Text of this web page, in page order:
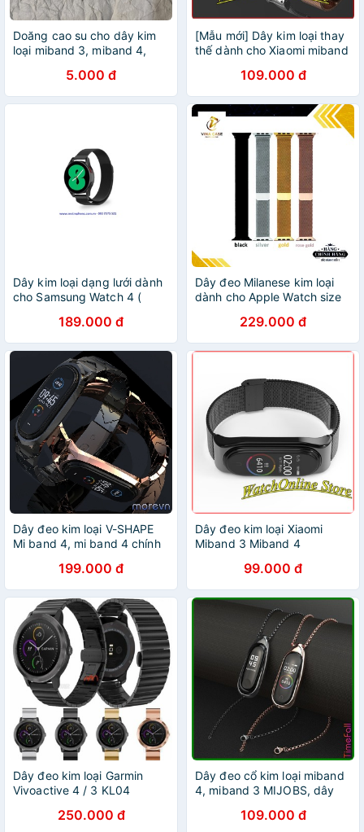
Doăng cao su cho dây kim
loại miband 3, miband 4,
5.000 đ
[Mẫu mới] Dây kim loại thay
thế dành cho Xiaomi miband
109.000 đ
Dây kim loại dạng lưới dành
cho Samsung Watch 4 (
189.000 đ
Dây đeo Milanese kim loại
dành cho Apple Watch size
229.000 đ
Dây đeo kim loại V-SHAPE
Mi band 4, mi band 4 chính
loại thay thế miband 3,
miband 4 (Mijobs)
199.000 đ
Dây đeo kim loại Xiaomi
Miband 3 Miband 4
99.000 đ
Dây đeo kim loại Garmin
Vivoactive 4 / 3 KL04
250.000 đ
Dây đeo cổ kim loại miband
4, miband 3 MIJOBS, dây
band 3 kim loại MIJOBS
109.000 đ